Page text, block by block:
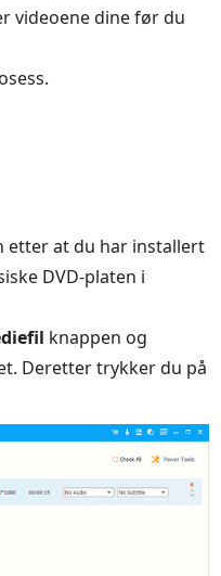
videoene dine før du
etter at du har installert
DVD-platen i
knappen og
Deretter trykker du på